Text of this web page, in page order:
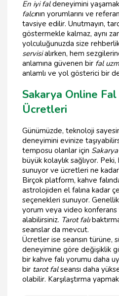
En iyi faldeneyimini
falcının yorumlarını ve
tavsiye edilir. Unutmayın,
göstermekle kalmaz, aynı
yolculuğunuzda size
servisialırken, hem
anlamına güvenen bir fal
anlamlı ve yol gösterici bir
Sakarya Online
Ücretleri
Günümüzde, teknoloji
deneyimini evinize
temposu olanlar için
büyük kolaylık sağlıyor.
sunuyor ve ücretleri ne
Birçok platform, kahve
astrolojiden el falına kadar
seçenekleri sunuyor.
yorum veya video
alabilirsiniz. Tarot falı
seanslar da mevcut.
Ücretler ise seansın türüne,
deneyimine göre değişiklik
bir kahve falı yorumu daha
bir tarot falseansı daha
olabilir. Karşılaştırma